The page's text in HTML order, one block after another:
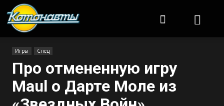
Игры Спец
Про отмененную игру
Maul о Дарте Моле из